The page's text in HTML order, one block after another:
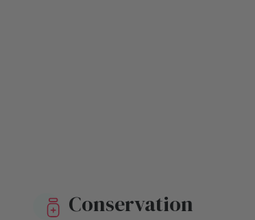
Conservation